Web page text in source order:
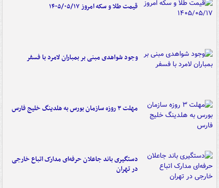
قیمت طلا و سکه امروز ۱۴۰۵/۰۵/۱۷
وجود شواهدی مبنی بر بمباران لامرد با فسفر
مهلت ۳ روزه سازمان بورس به هلدینگ خلیج فارس
دستگیری باند جاعلان حرفه‌ای مدارک اتباع خارجی
در تهران